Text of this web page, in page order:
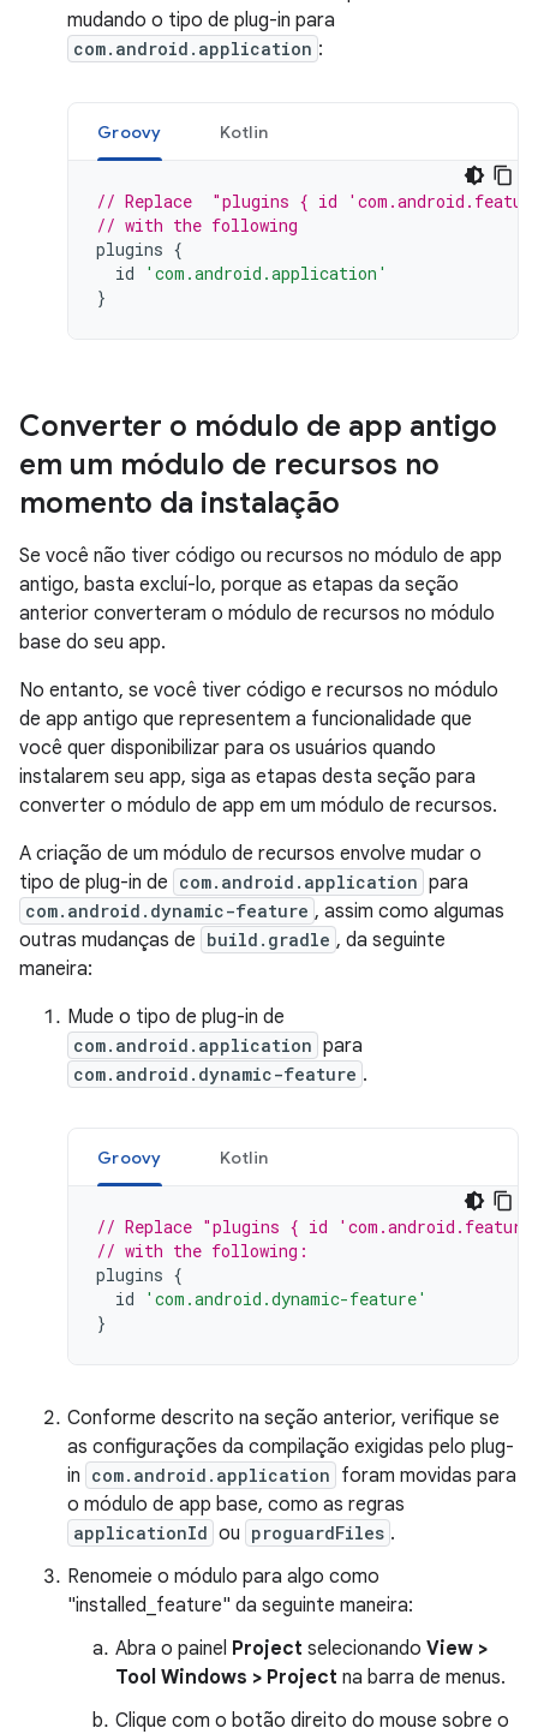
mudando o tipo de plug-in para
com.android.application :
Groovy Kotlin
// Replace  "plugins { id
// with the following
plugins {
id
'com.android.application'
}
Converter o módulo de app antigo
em um módulo de recursos no
momento da instalação
Se você não tiver código ou recursos no módulo de app
antigo, basta excluí-lo, porque as etapas da seção
anterior converteram o módulo de recursos no módulo
base do seu app.
No entanto, se você tiver código e recursos no módulo
de app antigo que representem a funcionalidade que
você quer disponibilizar para os usuários quando
instalarem seu app, siga as etapas desta seção para
converter o módulo de app em um módulo de recursos.
A criação de um módulo de recursos envolve mudar o
tipo de plug-in de com.android.application para
com.android.dynamic-feature , assim como algumas
outras mudanças de build.gradle , da seguinte
maneira:
Mude o tipo de plug-in de
com.android.application para
com.android.dynamic-feature .
Groovy Kotlin
// Replace "plugins { id
// with the following:
plugins {
id
'com.android.dynamic-feature'
}
Conforme descrito na seção anterior, verifique se
as configurações da compilação exigidas pelo plug-
in com.android.application foram movidas para
o módulo de app base, como as regras
applicationId ou proguardFiles .
Renomeie o módulo para algo como
"installed_feature" da seguinte maneira:
Abra o painel Project selecionando View >
Tool Windows > Project na barra de menus.
Clique com o botão direito do mouse sobre o